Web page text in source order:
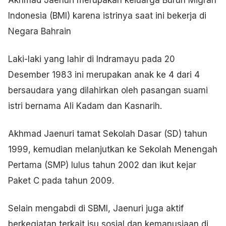
Indonesia (BMI) karena istrinya saat ini bekerja di
Negara Bahrain
Laki-laki yang lahir di Indramayu pada 20
Desember 1983 ini merupakan anak ke 4 dari 4
bersaudara yang dilahirkan oleh pasangan suami
istri bernama Ali Kadam dan Kasnarih.
Akhmad Jaenuri tamat Sekolah Dasar (SD) tahun
1999, kemudian melanjutkan ke Sekolah Menengah
Pertama (SMP) lulus tahun 2002 dan ikut kejar
Paket C pada tahun 2009.
Selain mengabdi di SBMI, Jaenuri juga aktif
berkegiatan terkait isu sosial dan kemanusiaan di